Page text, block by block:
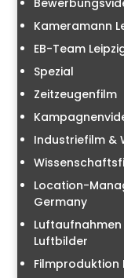
Kameramann
EB-Team
Spezial
Zeitzeugenfilm
Industriefilm &
Location-
Germany
Luftaufnahmen
Luftbilder
Filmproduktion